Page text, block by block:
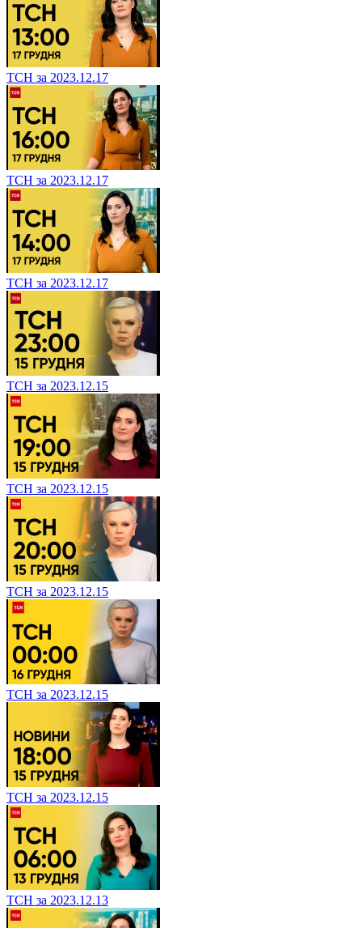
ТСН за 2023.12.17
ТСН за 2023.12.17
ТСН за 2023.12.17
ТСН за 2023.12.15
ТСН за 2023.12.15
ТСН за 2023.12.15
ТСН за 2023.12.15
ТСН за 2023.12.15
ТСН за 2023.12.13